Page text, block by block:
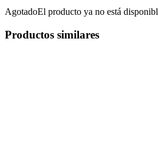
AgotadoEl producto ya no está
Productos similares